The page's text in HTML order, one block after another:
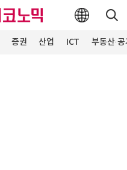
증권 산업 ICT 부동산·